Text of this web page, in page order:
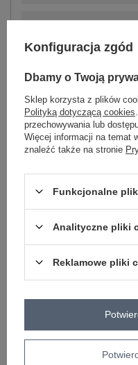
ZALOGUJ
Masz pytanie? Chętnie
Zadzwoń+48 601 547
Kod produktu
WN-SK-
Marka
RUE PARIS
okrągły
długość
mini
długi rękaw
styl
casual
okazja
codzienne
dominujący
poliester
Konfiguracja zgód
Dbamy o Twoją
Sklep korzysta z plików
Polityką dotyczącą cookies
przechowywania lub
Więcej informacji na temat
znaleźć także na stronie
Funkcjonalne
Analityczne pliki
Reklamowe pliki